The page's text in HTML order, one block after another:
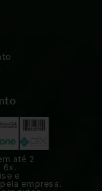
até 2
6x.
e
empresa.